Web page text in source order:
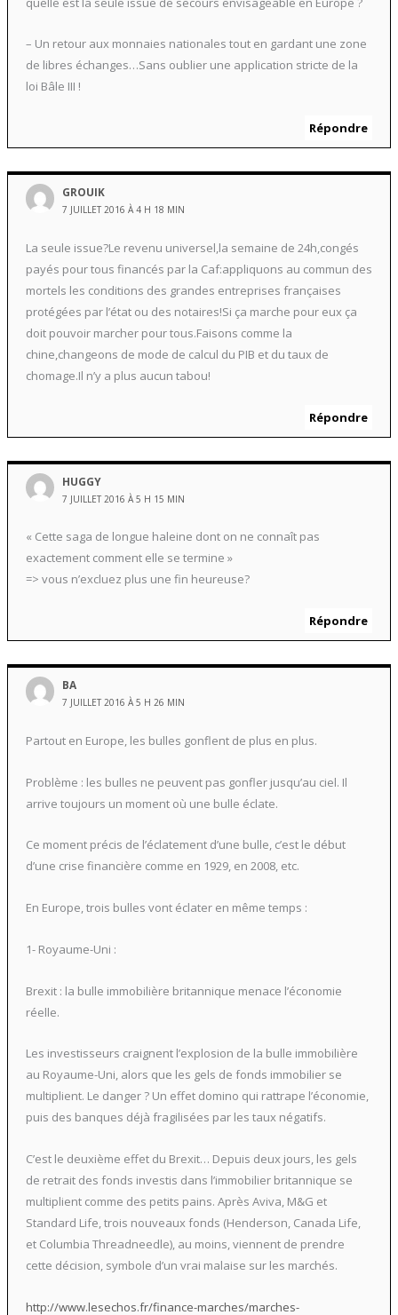
– Un retour aux monnaies nationales tout en gardant une zone
de libres échanges…Sans oublier une application stricte de la
loi Bâle III !
Répondre
GROUIK
7 JUILLET 2016 À 4 H 18 MIN
La seule issue?Le revenu universel,la semaine de 24h,congés
payés pour tous financés par la Caf:appliquons au commun des
mortels les conditions des grandes entreprises françaises
protégées par l’état ou des notaires!Si ça marche pour eux ça
doit pouvoir marcher pour tous.Faisons comme la
chine,changeons de mode de calcul du PIB et du taux de
chomage.Il n’y a plus aucun tabou!
Répondre
HUGGY
7 JUILLET 2016 À 5 H 15 MIN
« Cette saga de longue haleine dont on ne connaît pas
exactement comment elle se termine »
=> vous n’excluez plus une fin heureuse?
Répondre
BA
7 JUILLET 2016 À 5 H 26 MIN
Partout en Europe, les bulles gonflent de plus en plus.
Problème : les bulles ne peuvent pas gonfler jusqu’au ciel. Il
arrive toujours un moment où une bulle éclate.
Ce moment précis de l’éclatement d’une bulle, c’est le début
d’une crise financière comme en 1929, en 2008, etc.
En Europe, trois bulles vont éclater en même temps :
1- Royaume-Uni :
Brexit : la bulle immobilière britannique menace l’économie
réelle.
Les investisseurs craignent l’explosion de la bulle immobilière
au Royaume-Uni, alors que les gels de fonds immobilier se
multiplient. Le danger ? Un effet domino qui rattrape l’économie,
puis des banques déjà fragilisées par les taux négatifs.
C’est le deuxième effet du Brexit… Depuis deux jours, les gels
de retrait des fonds investis dans l’immobilier britannique se
multiplient comme des petits pains. Après Aviva, M&G et
Standard Life, trois nouveaux fonds (Henderson, Canada Life,
et Columbia Threadneedle), au moins, viennent de prendre
cette décision, symbole d’un vrai malaise sur les marchés.
http://www.lesechos.fr/finance-marches/marches-